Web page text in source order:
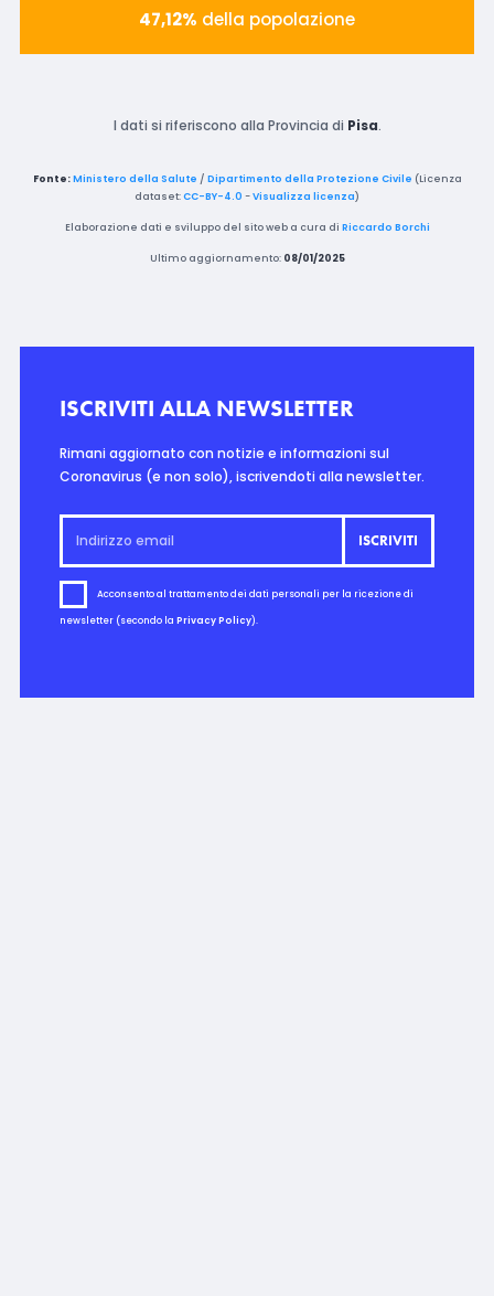
47,12% della popolazione
I dati si riferiscono alla Provincia di Pisa.
Fonte: Ministero della Salute / Dipartimento della Protezione Civile (Licenza
dataset:CC-BY-4.0 -Visualizza licenza)
Elaborazione dati e sviluppo del sito web a cura di Riccardo Borchi
Ultimo aggiornamento: 08/01/2025
ISCRIVITI ALLA NEWSLETTER
Rimani aggiornato con notizie e informazioni sul
Coronavirus (e non solo), iscrivendoti alla newsletter.
Acconsento al trattamento dei dati personali per la ricezione di
newsletter (secondo la Privacy Policy).